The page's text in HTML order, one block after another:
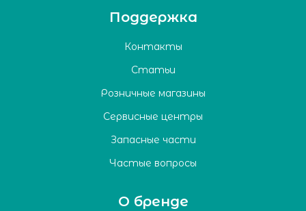
Поддержка
Контакты
Статьи
Розничные магазины
Сервисные центры
Запасные части
Частые вопросы
О бренде